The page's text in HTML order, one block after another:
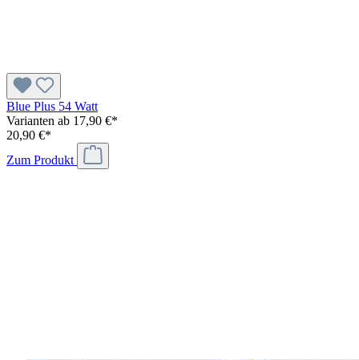
Blue Plus 54 Watt
Varianten ab 17,90 €*
20,90 €*
Zum Produkt